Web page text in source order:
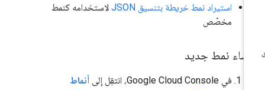
استيراد نمط خريطة بتنسيق JSON
لاستخدامه كنمط
مخصّص
نمط جديد
في Google Cloud Console، انتقِل إلى
أنماط